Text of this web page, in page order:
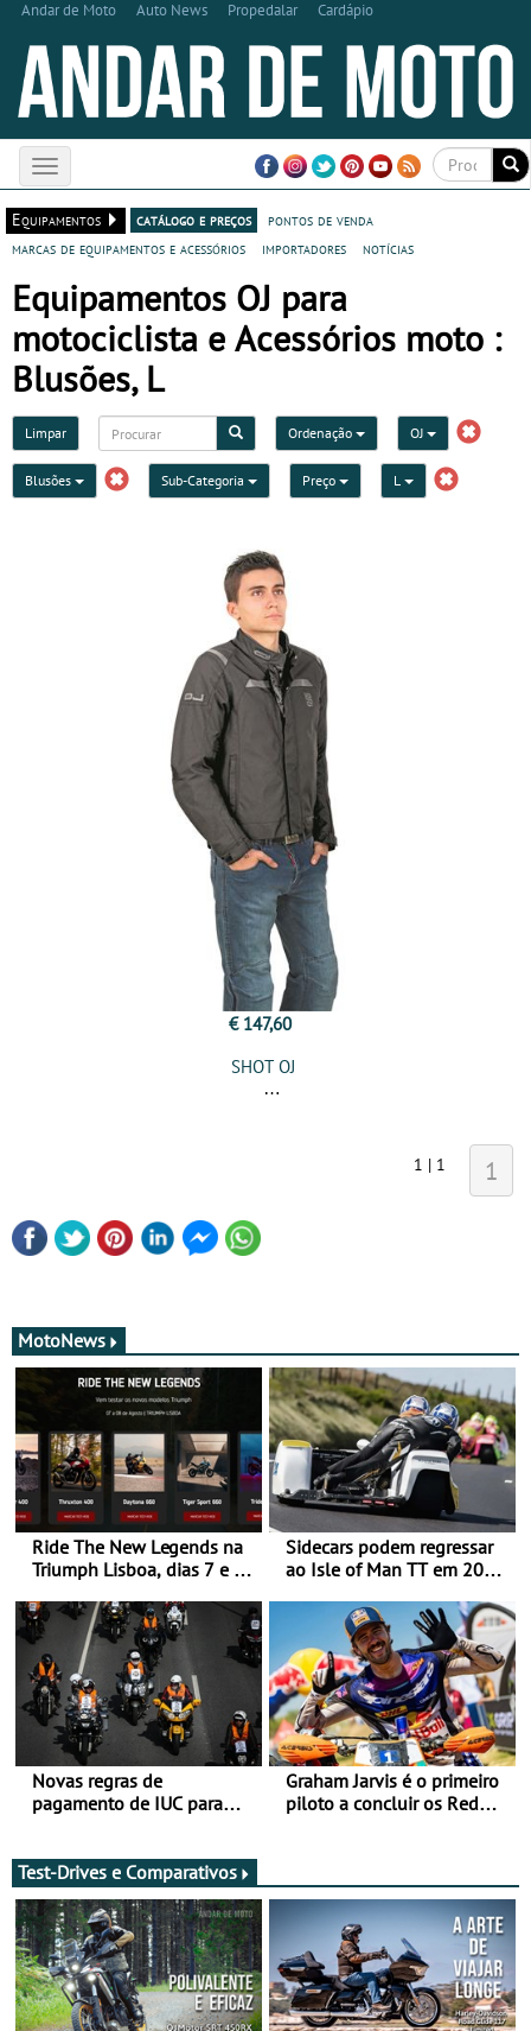
Andar de Moto Auto News Propedalar Cardápio
Toggle
navigation
Equipamentos
catálogo e preços
pontos de venda
marcas de equipamentos e acessórios
importadores notícias
Equipamentos OJ para
motociclista e Acessórios moto :
Blusões, L
Limpar Ordenação OJ
Blusões Sub-Categoria Preço L
€ 147,60
SHOT OJ
1 | 1 1
MotoNews
Ride The New Legends na
Triumph Lisboa, dias 7 e 8
Sidecars podem regressar
ao Isle of Man TT em 2027
Novas regras de
pagamento de IUC para
Graham Jarvis é o primeiro
piloto a concluir os Red
Test-Drives e Comparativos